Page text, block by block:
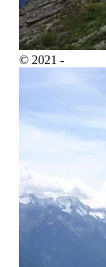
© 2021 -